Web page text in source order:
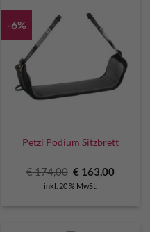
-6%
Petzl Podium Sitzbrett
€174,00 Ursprünglicher
war:
€ 163,00
inkl. 20 % MwSt.